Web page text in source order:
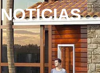
NOTÍCIAS